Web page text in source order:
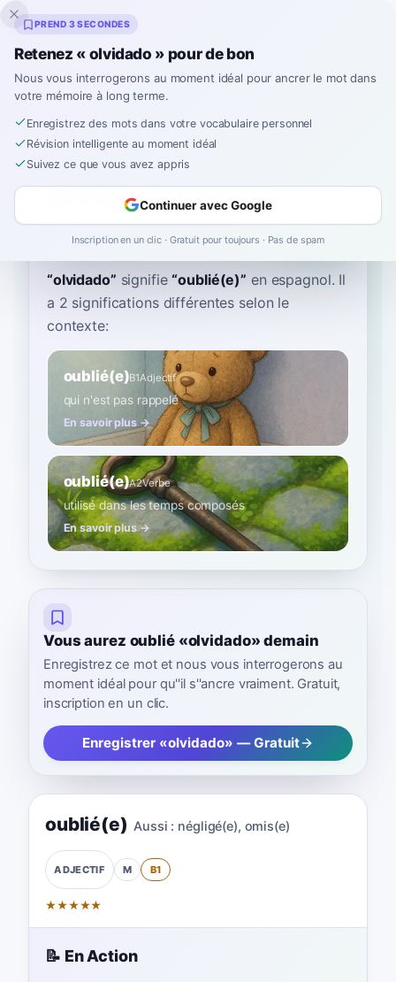
Inklingo
Accueil› Espagnol›Dictionnaire ›olvidado
olvidado
ohl-vee-THAH-doh ol.βiˈða.ðo
“olvidado” signifie “oublié(e)” en espagnol. Il
a 2 significations différentes selon le
contexte:
oublié(e)B1Adjectif
qui n'est pas rappelé
En savoir plus →
oublié(e)A2Verbe
utilisé dans les temps composés
En savoir plus →
Vous aurez oublié «olvidado» demain
Enregistrez ce mot et nous vous interrogerons au
moment idéal pour qu''il s''ancre vraiment. Gratuit,
inscription en un clic.
Enregistrer «olvidado» — Gratuit
oublié(e) Aussi : négligé(e), omis(e)
ADJECTIF M B1
★★★★★
📝 En Action
PREND 3 SECONDES
Retenez « olvidado » pour de bon
Nous vous interrogerons au moment idéal pour ancrer le mot dans
votre mémoire à long terme.
Enregistrez des mots dans votre vocabulaire personnel
Révision intelligente au moment idéal
Suivez ce que vous avez appris
Continuer avec Google
Inscription en un clic · Gratuit pour toujours · Pas de spam